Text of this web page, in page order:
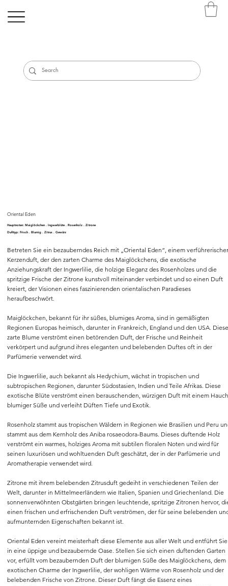
Oriental Eden
Hauptnoten: Maiglöckchen . Ingwerblüte . Rosenholz . Zitrone
Dufttyp: Frisch . Blumig . Zitrus . Gewürz
Betreten Sie ein bezauberndes Reich mit „Oriental Eden“, einem
Kerzenduft, der den zarten Charme des Maiglöckchens, die exotische
Anziehungskraft der Ingwerlilie, die holzige Eleganz des Rosenholzes und die
spritzige Frische der Zitrone kunstvoll miteinander verbindet und so einen Duft
kreiert, der Visionen eines faszinierenden orientalischen Paradieses
heraufbeschwört.
Maiglöckchen, bekannt für ihr süßes, blumiges Aroma, sind in gemäßigten
Regionen Europas heimisch, darunter in Frankreich, England und den USA. Diese
zarte Blume verströmt einen betörenden Duft, der Frische und Reinheit
verkörpert und aufgrund ihres eleganten und belebenden Duftes oft in der
Parfümerie verwendet wird.
Die Ingwerlilie, auch bekannt als Hedychium, wächst in tropischen und
subtropischen Regionen, darunter Südostasien, Indien und Teile Afrikas. Diese
exotische Blüte verströmt einen berauschenden, würzigen Duft mit einem Hauch
blumiger Süße und verleiht Düften Tiefe und Exotik.
Rosenholz stammt aus tropischen Wäldern in Regionen wie Brasilien und Peru
stammt aus dem Kernholz des Aniba rosaeodora-Baums. Dieses duftende Holz
verströmt ein warmes, holziges Aroma mit subtilen floralen Noten und wird für
seinen luxuriösen und wohltuenden Duft geschätzt, der in der Parfümerie und
Aromatherapie verwendet wird.
Zitrone mit ihrem belebenden Zitrusduft gedeiht in verschiedenen Teilen der
Welt, darunter in Mittelmeerländern wie Italien, Spanien und Griechenland. Die
sonnenverwöhnten Obstgärten bringen leuchtende, spritzige Zitronen hervor,
einen frischen und erfrischenden Duft verströmen, der für seine belebenden
aufmunternden Eigenschaften bekannt ist.
Oriental Eden vereint meisterhaft diese Elemente aus aller Welt und entführt Sie
in eine üppige und bezaubernde Oase. Stellen Sie sich einen duftenden Garten
vor, erfüllt vom bezaubernden Duft der blumigen Süße des Maiglöckchens, dem
exotischen Charme der Ingwerlilie, der wohligen Wärme von Rosenholz und der
belebenden Frische von Zitrone. Dieser Duft fängt die Essenz eines